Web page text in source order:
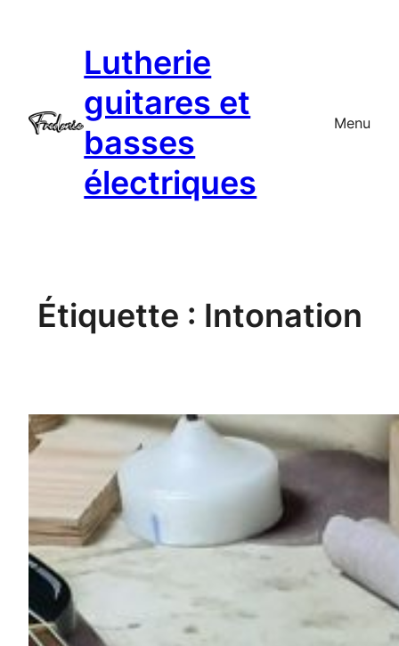
Lutherie
guitares et
basses
électriques
Menu
Étiquette : Intonation